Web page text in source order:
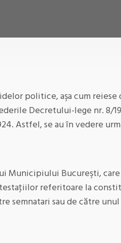
politice, aşa cum
Decretului-lege nr. 8/
Astfel, se au în vedere
Bucureşti,
referitoare la
semnatari sau de către